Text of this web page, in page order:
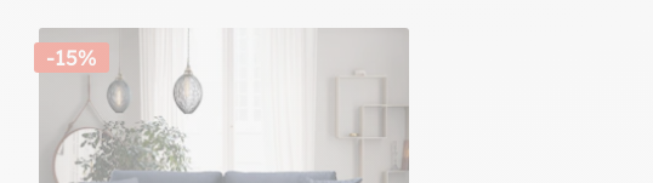
-15%